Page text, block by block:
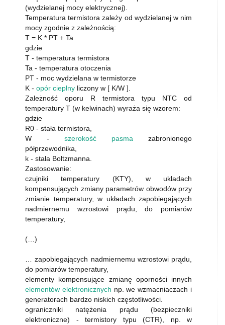
(wydzielanej mocy elektrycznej).
Temperatura termistora zależy od wydzielanej w nim
mocy zgodnie z zależnością:
T = K * PT + Ta
gdzie
T - temperatura termistora
Ta - temperatura otoczenia
PT - moc wydzielana w termistorze
K - opór cieplny liczony w [ K/W ].
Zależność oporu R termistora typu NTC od
temperatury T (w kelwinach) wyraża się wzorem:
gdzie
R0 - stała termistora,
W - szerokość pasma zabronionego
półprzewodnika,
k - stała Boltzmanna.
Zastosowanie:
czujniki temperatury (KTY), w układach
kompensujących zmiany parametrów obwodów przy
zmianie temperatury, w układach zapobiegających
nadmiernemu wzrostowi prądu, do pomiarów
temperatury,
(…)
… zapobiegających nadmiernemu wzrostowi prądu,
do pomiarów temperatury,
elementy kompensujące zmianę oporności innych
elementów elektronicznych np. we wzmacniaczach i
generatorach bardzo niskich częstotliwości.
ograniczniki natężenia prądu (bezpieczniki
elektroniczne) - termistory typu (CTR), np. w